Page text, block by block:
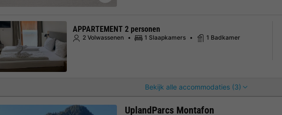
Bekijk alle accommodaties (3)
APPARTEMENT 2 personen
2 Volwassenen 1 Slaapkamers 1 Badkamer
UplandParcs Montafon